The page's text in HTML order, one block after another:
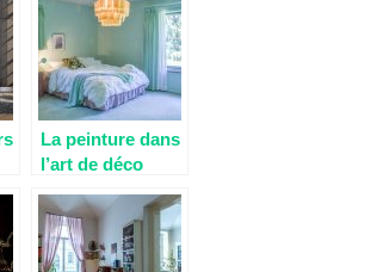
La peinture dans
l’art de déco